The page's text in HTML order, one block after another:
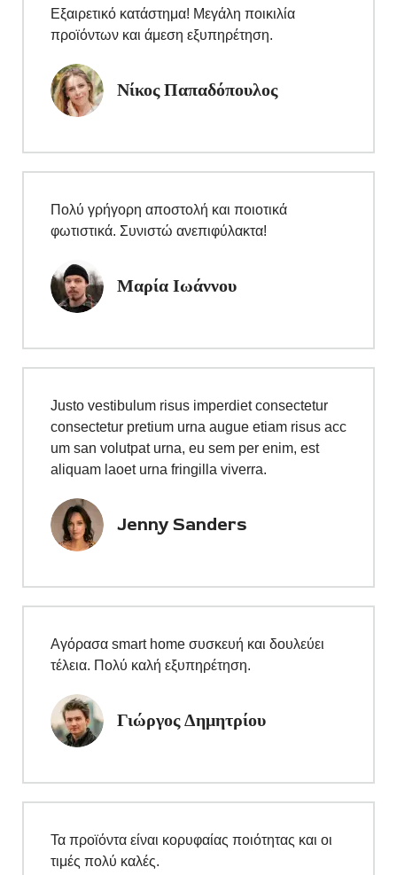
Εξαιρετικό κατάστημα! Μεγάλη ποικιλία
προϊόντων και άμεση εξυπηρέτηση.
Νίκος Παπαδόπουλος
Πολύ γρήγορη αποστολή και ποιοτικά
φωτιστικά. Συνιστώ ανεπιφύλακτα!
Μαρία Ιωάννου
Justo vestibulum risus imperdiet consectetur
consectetur pretium urna augue etiam risus acc
um san volutpat urna, eu sem per enim, est
aliquam laoet urna fringilla viverra.
Jenny Sanders
Αγόρασα smart home συσκευή και δουλεύει
τέλεια. Πολύ καλή εξυπηρέτηση.
Γιώργος Δημητρίου
Τα προϊόντα είναι κορυφαίας ποιότητας και οι
τιμές πολύ καλές.